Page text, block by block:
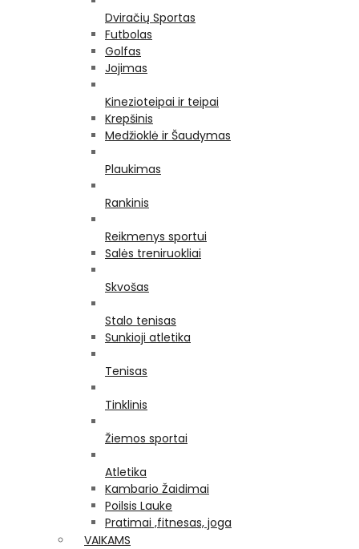
Dviračių Sportas
Futbolas
Golfas
Jojimas
Kinezioteipai ir teipai
Krepšinis
Medžioklė ir Šaudymas
Plaukimas
Rankinis
Reikmenys sportui
Salės treniruokliai
Skvošas
Stalo tenisas
Sunkioji atletika
Tenisas
Tinklinis
Žiemos sportai
Atletika
Kambario Žaidimai
Poilsis Lauke
Pratimai ,fitnesas, joga
VAIKAMS